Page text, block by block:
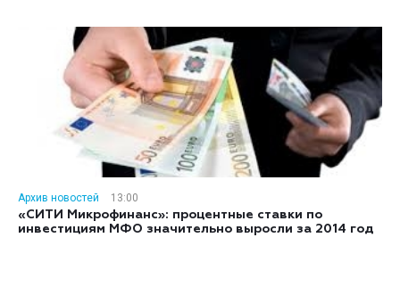
Архив новостей
13:00
«СИТИ Микрофинанс»: процентные ставки по
инвестициям МФО значительно выросли за 2014 год